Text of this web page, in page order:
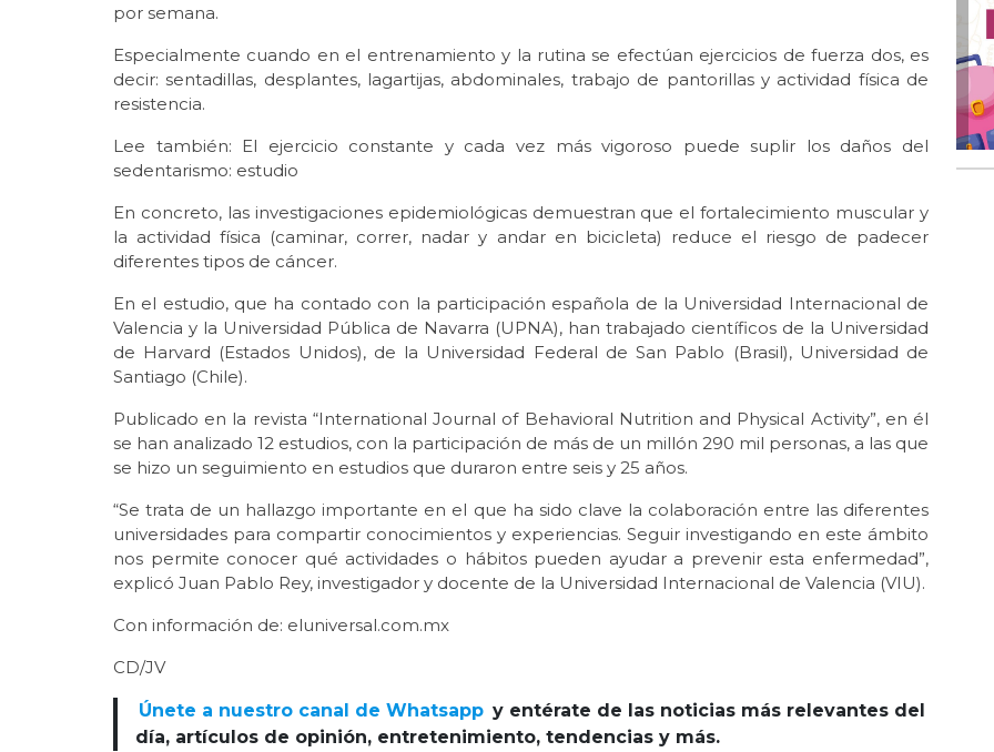
por semana.
Especialmente cuando en el entrenamiento y la rutina se efectúan ejercicios de fuerza dos, es
decir: sentadillas, desplantes, lagartijas, abdominales, trabajo de pantorillas y actividad física de
resistencia.
Lee también: El ejercicio constante y cada vez más vigoroso puede suplir los daños del
sedentarismo: estudio
En concreto, las investigaciones epidemiológicas demuestran que el fortalecimiento muscular y
la actividad física (caminar, correr, nadar y andar en bicicleta) reduce el riesgo de padecer
diferentes tipos de cáncer.
En el estudio, que ha contado con la participación española de la Universidad Internacional de
Valencia y la Universidad Pública de Navarra (UPNA), han trabajado científicos de la Universidad
de Harvard (Estados Unidos), de la Universidad Federal de San Pablo (Brasil), Universidad de
Santiago (Chile).
Publicado en la revista “International Journal of Behavioral Nutrition and Physical Activity”, en él
se han analizado 12 estudios, con la participación de más de un millón 290 mil personas, a las que
se hizo un seguimiento en estudios que duraron entre seis y 25 años.
“Se trata de un hallazgo importante en el que ha sido clave la colaboración entre las diferentes
universidades para compartir conocimientos y experiencias. Seguir investigando en este ámbito
nos permite conocer qué actividades o hábitos pueden ayudar a prevenir esta enfermedad”,
explicó Juan Pablo Rey, investigador y docente de la Universidad Internacional de Valencia (VIU).
Con información de: eluniversal.com.mx
CD/JV
Únete a nuestro canal de Whatsapp y entérate de las noticias más relevantes del
día, artículos de opinión, entretenimiento, tendencias y más.